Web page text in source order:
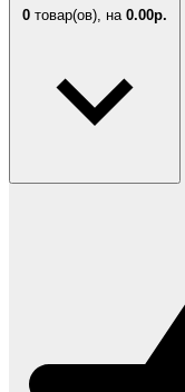
0 товар(ов), на 0.00р.